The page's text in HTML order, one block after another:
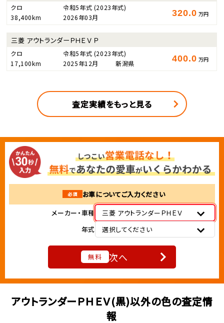
クロ 令和5年式 (2023年式)
38,400km
2026年03月 320.0 万円
三菱 アウトランダーＰＨＥＶ Ｐ
クロ 令和5年式 (2023年式)
17,100km
2025年12月 新潟県 400.0 万円
査定実績をもっと見る
必須
お車についてご入力ください
メーカー・車種
三菱 アウトランダーＰＨＥＶ
年式
選択してください
無料 次へ
アウトランダーＰＨＥＶ(黒)以外の色の査定情
報